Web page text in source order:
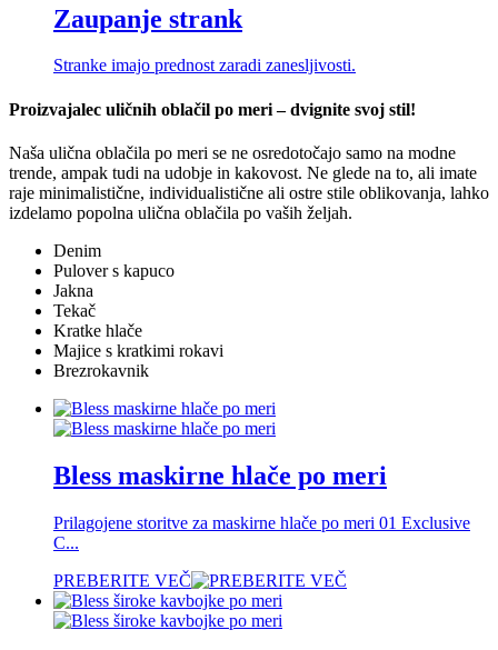
Zaupanje strank
Stranke imajo prednost zaradi zanesljivosti.
Proizvajalec uličnih oblačil po meri – dvignite svoj stil!
Naša ulična oblačila po meri se ne osredotočajo samo na modne
trende, ampak tudi na udobje in kakovost. Ne glede na to, ali imate
raje minimalistične, individualistične ali ostre stile oblikovanja, lahko
izdelamo popolna ulična oblačila po vaših željah.
Denim
Pulover s kapuco
Jakna
Tekač
Kratke hlače
Majice s kratkimi rokavi
Brezrokavnik
Bless maskirne hlače po meri
Prilagojene storitve za maskirne hlače po meri 01 Exclusive
C...
PREBERITE VEČ